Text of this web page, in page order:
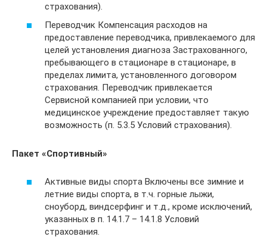
страхования).
Переводчик Компенсация расходов на
предоставление переводчика, привлекаемого для
целей установления диагноза Застрахованного,
пребывающего в стационаре в стационаре, в
пределах лимита, установленного договором
страхования. Переводчик привлекается
Сервисной компанией при условии, что
медицинское учреждение предоставляет такую
возможность (п. 5.3.5 Условий страхования).
Пакет «Спортивный»
Активные виды спорта Включены все зимние и
летние виды спорта, в т.ч. горные лыжи,
сноуборд, виндсерфинг и т.д., кроме исключений,
указанных в п. 14.1.7 – 14.1.8 Условий
страхования.